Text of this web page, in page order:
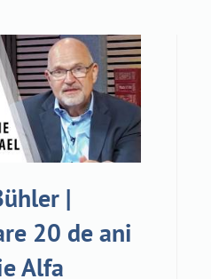
|
20 de ani
Alfa